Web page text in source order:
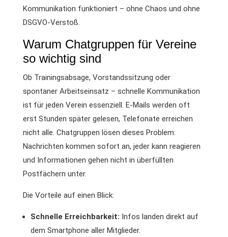
Kommunikation funktioniert – ohne Chaos und ohne
DSGVO-Verstoß.
Warum Chatgruppen für Vereine
so wichtig sind
Ob Trainingsabsage, Vorstandssitzung oder
spontaner Arbeitseinsatz – schnelle Kommunikation
ist für jeden Verein essenziell. E-Mails werden oft
erst Stunden später gelesen, Telefonate erreichen
nicht alle. Chatgruppen lösen dieses Problem:
Nachrichten kommen sofort an, jeder kann reagieren
und Informationen gehen nicht in überfüllten
Postfächern unter.
Die Vorteile auf einen Blick:
Schnelle Erreichbarkeit: Infos landen direkt auf
dem Smartphone aller Mitglieder.